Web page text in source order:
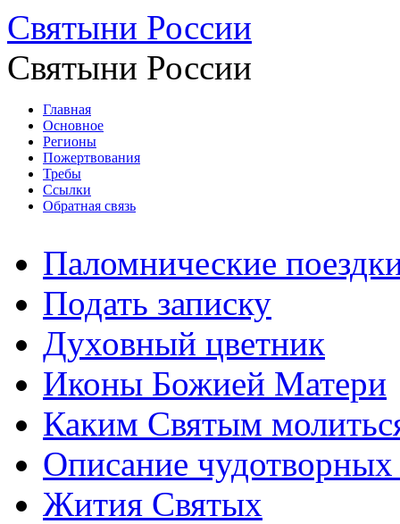
Святыни России
Святыни России
Главная
Основное
Регионы
Пожертвования
Требы
Ссылки
Обратная связь
Паломнические
Подать записку
Духовный цветник
Иконы Божией Матери
Каким Святым
Описание
Жития Святых